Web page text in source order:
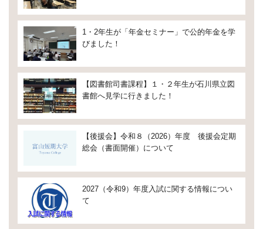
1・2年生が「年金セミナー」で公的年金を学
びました！
【図書館司書課程】１・２年生が石川県立図
書館へ見学に行きました！
【後援会】令和８（2026）年度 後援会定期
総会（書面開催）について
2027（令和9）年度入試に関する情報につい
て